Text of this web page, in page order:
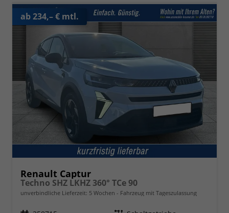
ab 234,– € mtl.
Renault Captur
Techno SHZ LKHZ 360° TCe 90
unverbindliche Lieferzeit: 5 Wochen Fahrzeug mit Tageszulassung